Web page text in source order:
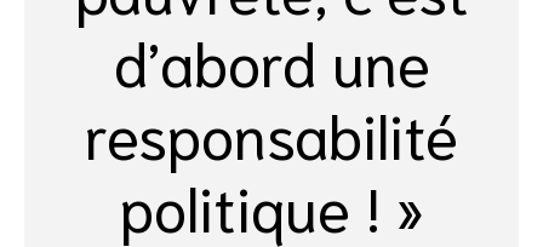
d’abord une
responsabilité
politique ! »